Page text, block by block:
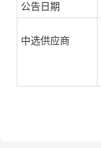
公告日期
中选供应商